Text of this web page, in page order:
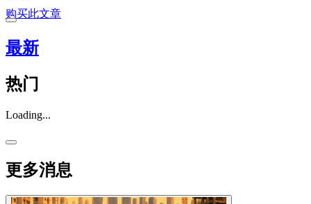
购买此文章
最新
热门
Loading...
更多消息